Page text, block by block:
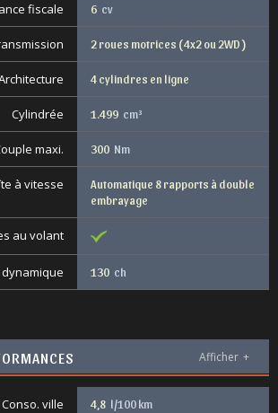
fiscale 6 cv
2 roues motrices ( 4x2 ou 2WD )
4 cylindres en ligne
Cylindrée 1.499 cm³
maxi. 300 Nm
à vitesse
Automatique 8 rapports à double
embrayage
au volant
130 ch
Afficher +
Conso. ville 4,8 l/100 km